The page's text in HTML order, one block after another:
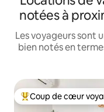
notées à
Les voyageurs sont
bien notés en
Coups de cœur
Coup de cœur